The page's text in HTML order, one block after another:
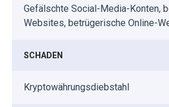
Gefälschte Social-Media-Konten,
Websites, betrügerische Online-
SCHADEN
Kryptowährungsdiebstahl